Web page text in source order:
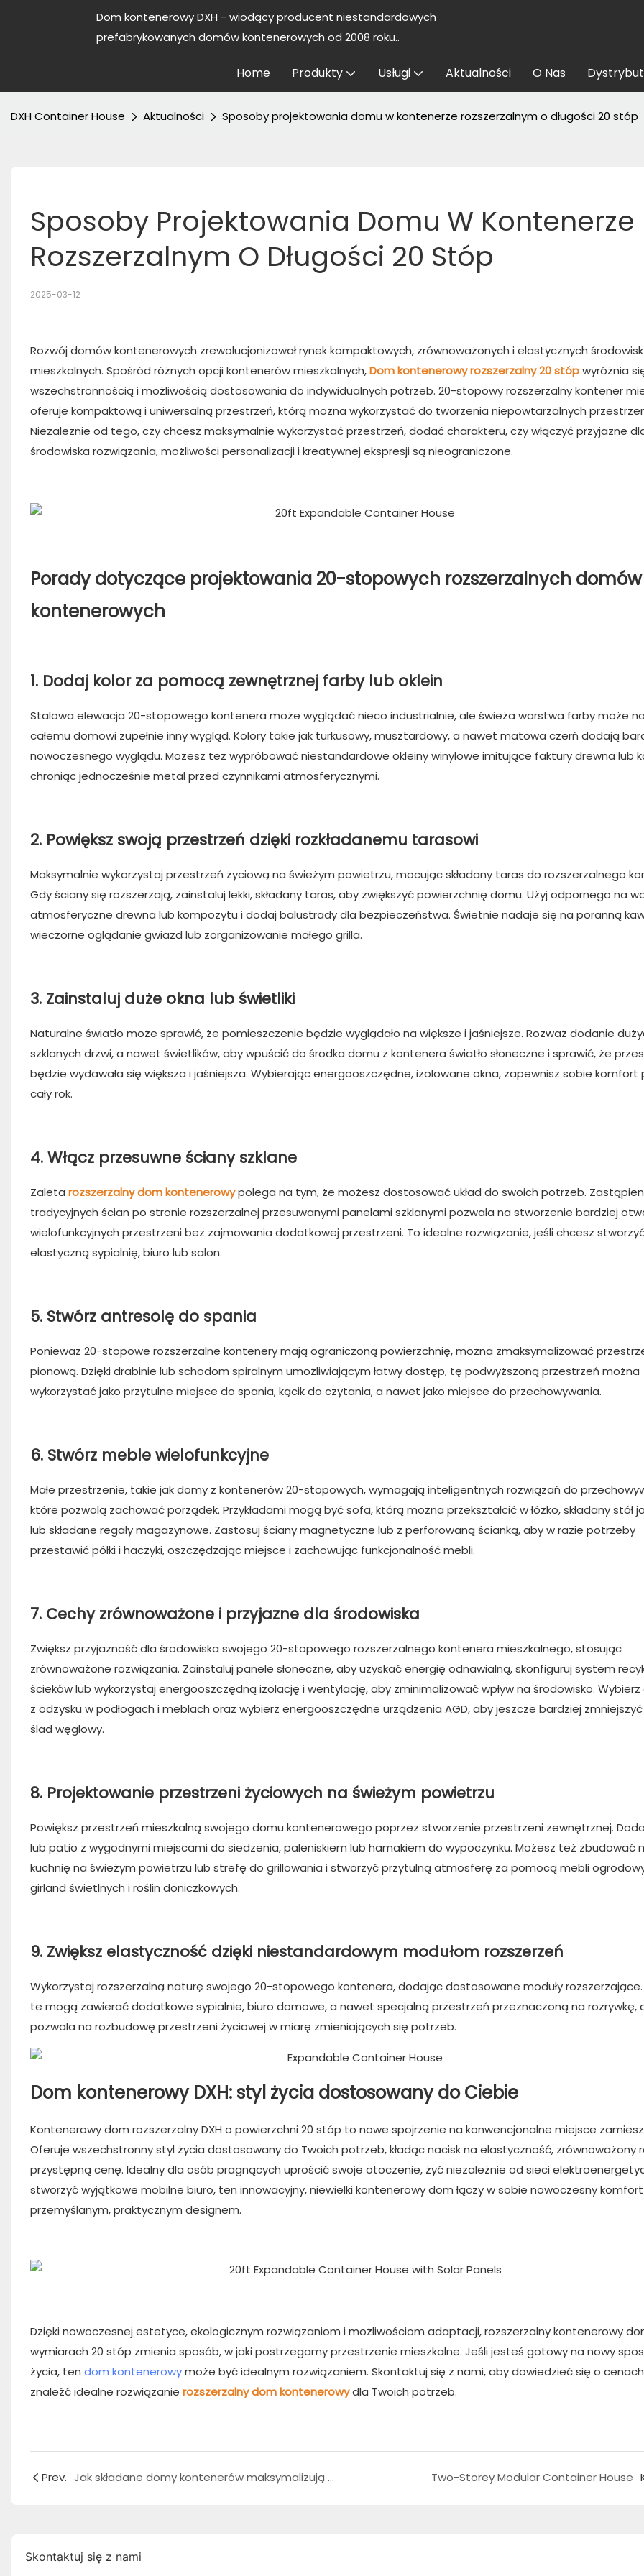
Dom kontenerowy DXH - wiodący producent niestandardowych
prefabrykowanych domów kontenerowych od 2008 roku..
Home Produkty Usługi Aktualności O Nas
DXH Container House Aktualności Sposoby projektowania domu w kontenerze rozszerzalnym o długości 20 stóp
Sposoby Projektowania Domu W Kontenerze
Rozszerzalnym O Długości 20 Stóp
2025-03-12
Rozwój domów kontenerowych zrewolucjonizował rynek kompaktowych, zrównoważonych i elastycznych środowisk
mieszkalnych. Spośród różnych opcji kontenerów mieszkalnych,Dom kontenerowy rozszerzalny 20 stópwyróżnia
wszechstronnością i możliwością dostosowania do indywidualnych potrzeb. 20-stopowy rozszerzalny kontener
oferuje kompaktową i uniwersalną przestrzeń, którą można wykorzystać do tworzenia niepowtarzalnych
Niezależnie od tego, czy chcesz maksymalnie wykorzystać przestrzeń, dodać charakteru, czy włączyć przyjazne
środowiska rozwiązania, możliwości personalizacji i kreatywnej ekspresji są nieograniczone.
Porady dotyczące projektowania 20-stopowych rozszerzalnych domów
kontenerowych
1. Dodaj kolor za pomocą zewnętrznej farby lub oklein
Stalowa elewacja 20-stopowego kontenera może wyglądać nieco industrialnie, ale świeża warstwa farby może
całemu domowi zupełnie inny wygląd. Kolory takie jak turkusowy, musztardowy, a nawet matowa czerń dodają
nowoczesnego wyglądu. Możesz też wypróbować niestandardowe okleiny winylowe imitujące faktury drewna lub
chroniąc jednocześnie metal przed czynnikami atmosferycznymi.
2. Powiększ swoją przestrzeń dzięki rozkładanemu tarasowi
Maksymalnie wykorzystaj przestrzeń życiową na świeżym powietrzu, mocując składany taras do rozszerzalnego
Gdy ściany się rozszerzają, zainstaluj lekki, składany taras, aby zwiększyć powierzchnię domu. Użyj odpornego na
atmosferyczne drewna lub kompozytu i dodaj balustrady dla bezpieczeństwa. Świetnie nadaje się na poranną
wieczorne oglądanie gwiazd lub zorganizowanie małego grilla.
3. Zainstaluj duże okna lub świetliki
Naturalne światło może sprawić, że pomieszczenie będzie wyglądało na większe i jaśniejsze. Rozważ dodanie
szklanych drzwi, a nawet świetlików, aby wpuścić do środka domu z kontenera światło słoneczne i sprawić, że
będzie wydawała się większa i jaśniejsza. Wybierając energooszczędne, izolowane okna, zapewnisz sobie komfort
cały rok.
4. Włącz przesuwne ściany szklane
Zaleta rozszerzalny dom kontenerowypolega na tym, że możesz dostosować układ do swoich potrzeb.
tradycyjnych ścian po stronie rozszerzalnej przesuwanymi panelami szklanymi pozwala na stworzenie bardziej
wielofunkcyjnych przestrzeni bez zajmowania dodatkowej przestrzeni. To idealne rozwiązanie, jeśli chcesz
elastyczną sypialnię, biuro lub salon.
5. Stwórz antresolę do spania
Ponieważ 20-stopowe rozszerzalne kontenery mają ograniczoną powierzchnię, można zmaksymalizować
pionową. Dzięki drabinie lub schodom spiralnym umożliwiającym łatwy dostęp, tę podwyższoną przestrzeń można
wykorzystać jako przytulne miejsce do spania, kącik do czytania, a nawet jako miejsce do przechowywania.
6. Stwórz meble wielofunkcyjne
Małe przestrzenie, takie jak domy z kontenerów 20-stopowych, wymagają inteligentnych rozwiązań do
które pozwolą zachować porządek. Przykładami mogą być sofa, którą można przekształcić w łóżko, składany stół
lub składane regały magazynowe. Zastosuj ściany magnetyczne lub z perforowaną ścianką, aby w razie potrzeby
przestawić półki i haczyki, oszczędzając miejsce i zachowując funkcjonalność mebli.
7. Cechy zrównoważone i przyjazne dla środowiska
Zwiększ przyjazność dla środowiska swojego 20-stopowego rozszerzalnego kontenera mieszkalnego, stosując
zrównoważone rozwiązania. Zainstaluj panele słoneczne, aby uzyskać energię odnawialną, skonfiguruj system
ścieków lub wykorzystaj energooszczędną izolację i wentylację, aby zminimalizować wpływ na środowisko. Wybierz
z odzysku w podłogach i meblach oraz wybierz energooszczędne urządzenia AGD, aby jeszcze bardziej
ślad węglowy.
8. Projektowanie przestrzeni życiowych na świeżym powietrzu
Powiększ przestrzeń mieszkalną swojego domu kontenerowego poprzez stworzenie przestrzeni zewnętrznej.
lub patio z wygodnymi miejscami do siedzenia, paleniskiem lub hamakiem do wypoczynku. Możesz też zbudować
kuchnię na świeżym powietrzu lub strefę do grillowania i stworzyć przytulną atmosferę za pomocą mebli
girland świetlnych i roślin doniczkowych.
9. Zwiększ elastyczność dzięki niestandardowym modułom rozszerzeń
Wykorzystaj rozszerzalną naturę swojego 20-stopowego kontenera, dodając dostosowane moduły rozszerzające.
te mogą zawierać dodatkowe sypialnie, biuro domowe, a nawet specjalną przestrzeń przeznaczoną na rozrywkę,
pozwala na rozbudowę przestrzeni życiowej w miarę zmieniających się potrzeb.
Dom kontenerowy DXH: styl życia dostosowany do Ciebie
Kontenerowy dom rozszerzalny DXH o powierzchni 20 stóp to nowe spojrzenie na konwencjonalne miejsce
Oferuje wszechstronny styl życia dostosowany do Twoich potrzeb, kładąc nacisk na elastyczność, zrównoważony
przystępną cenę. Idealny dla osób pragnących uprościć swoje otoczenie, żyć niezależnie od sieci
stworzyć wyjątkowe mobilne biuro, ten innowacyjny, niewielki kontenerowy dom łączy w sobie nowoczesny
przemyślanym, praktycznym designem.
Dzięki nowoczesnej estetyce, ekologicznym rozwiązaniom i możliwościom adaptacji, rozszerzalny kontenerowy
wymiarach 20 stóp zmienia sposób, w jaki postrzegamy przestrzenie mieszkalne. Jeśli jesteś gotowy na nowy
życia, ten dom kontenerowymoże być idealnym rozwiązaniem. Skontaktuj się z nami, aby dowiedzieć się o
znaleźć idealne rozwiązanie rozszerzalny dom kontenerowydla Twoich potrzeb.
Prev. Jak składane domy kontenerów maksymalizują wydajność? Two-Storey Modular Container House
Skontaktuj się z nami